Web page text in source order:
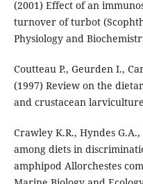
(2001) Effect of an
turnover of turbot
Physiology and
Coutteau P., Geurden I.,
(1997) Review on the
and crustacean
Crawley K.R., Hyndes
among diets in
amphipod Allorchestes